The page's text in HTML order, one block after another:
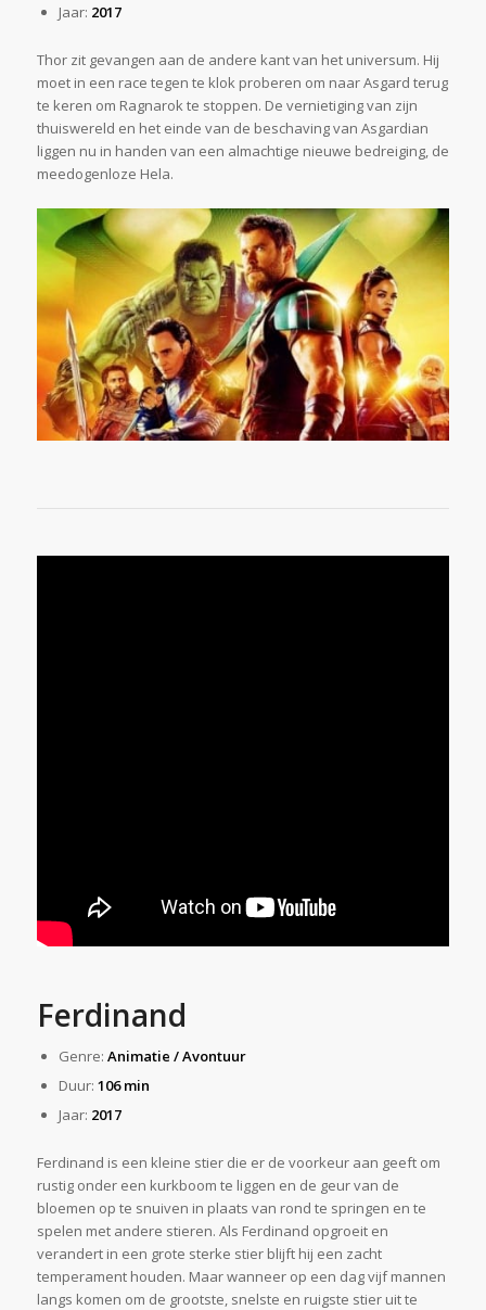
Jaar: 2017
Thor zit gevangen aan de andere kant van het universum. Hij
moet in een race tegen te klok proberen om naar Asgard terug
te keren om Ragnarok te stoppen. De vernietiging van zijn
thuiswereld en het einde van de beschaving van Asgardian
liggen nu in handen van een almachtige nieuwe bedreiging, de
meedogenloze Hela.
Ferdinand
Genre: Animatie / Avontuur
Duur: 106 min
Jaar: 2017
Ferdinand is een kleine stier die er de voorkeur aan geeft om
rustig onder een kurkboom te liggen en de geur van de
bloemen op te snuiven in plaats van rond te springen en te
spelen met andere stieren. Als Ferdinand opgroeit en
verandert in een grote sterke stier blijft hij een zacht
temperament houden. Maar wanneer op een dag vijf mannen
langs komen om de grootste, snelste en ruigste stier uit te